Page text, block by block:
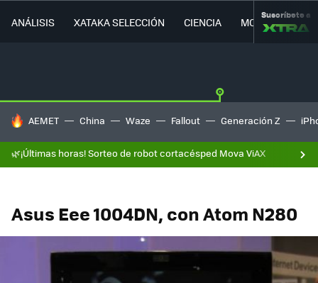
ANÁLISIS XATAKA SELECCIÓN CIENCIA MOVILIDAD
Suscríbete a
HOY SE HABLA DE
AEMET China Waze Fallout Generación Z
🌿¡Últimas horas! Sorteo de robot cortacésped Mova ViAX
Asus Eee 1004DN, con Atom N280